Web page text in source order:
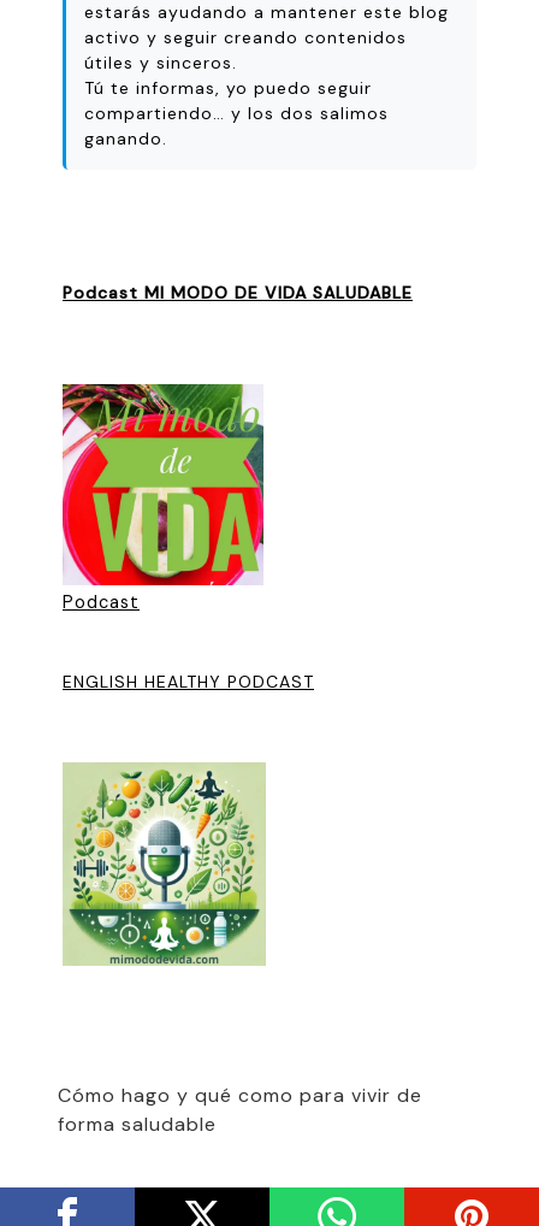
estarás ayudando a mantener este blog
activo y seguir creando contenidos
útiles y sinceros.
Tú te informas, yo puedo seguir
compartiendo… y los dos salimos
ganando.
Podcast MI MODO DE VIDA SALUDABLE
Podcast
ENGLISH HEALTHY PODCAST
Cómo hago y qué como para vivir de
forma saludable